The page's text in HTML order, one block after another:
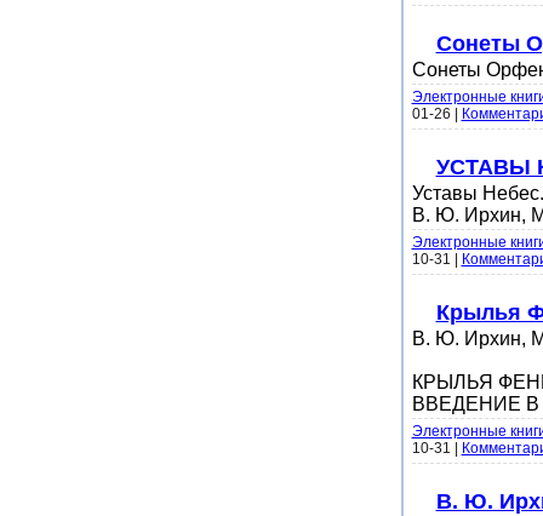
Сонеты
Сонеты
Электронные
01-26
УСТАВЫ
Уставы
В. Ю. Ирхин,
Электронные
10-31
Крылья
В. Ю. Ирхин,
КРЫЛЬЯ
ВВЕДЕНИЕ В
Электронные
10-31
В. Ю.